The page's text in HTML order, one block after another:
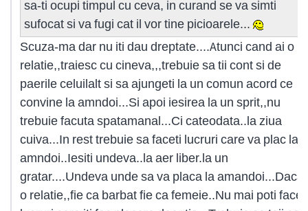
sa-ti ocupi timpul cu ceva, in curand se va simti
sufocat si va fugi cat il vor tine picioarele...
Scuza-ma dar nu iti dau dreptate....Atunci cand ai o
relatie,,traiesc cu cineva,,,trebuie sa tii cont si de
paerile celuilalt si sa ajungeti la un comun acord ce
convine la amndoi...Si apoi iesirea la un sprit,,nu
trebuie facuta spatamanal...Ci cateodata..la ziua
cuiva...In rest trebuie sa faceti lucruri care va plac la
amndoi..Iesiti undeva..la aer liber.la un
gratar....Undeva unde sa va placa la amandoi...Daca
o relatie,,fie ca barbat fie ca femeie..Nu mai poti face